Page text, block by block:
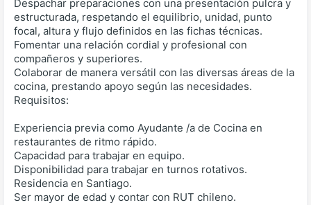
Despachar preparaciones con una presentación pulcra y
estructurada, respetando el equilibrio, unidad, punto
focal, altura y flujo definidos en las fichas técnicas.
Fomentar una relación cordial y profesional con
compañeros y superiores.
Colaborar de manera versátil con las diversas áreas de la
cocina, prestando apoyo según las necesidades.
Requisitos:
Experiencia previa como Ayudante /a de Cocina en
restaurantes de ritmo rápido.
Capacidad para trabajar en equipo.
Disponibilidad para trabajar en turnos rotativos.
Residencia en Santiago.
Ser mayor de edad y contar con RUT chileno.